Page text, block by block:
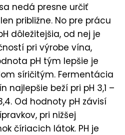
nedá presne určiť
približne. No pre prácu
dôležitejšia, od nej je
pri výrobe vína,
pH tým lepšie je
síričitým. Fermentácia
najlepšie beží pri pH 3,1 –
Od hodnoty pH závisí
pri nižšej
číriacich látok. PH je